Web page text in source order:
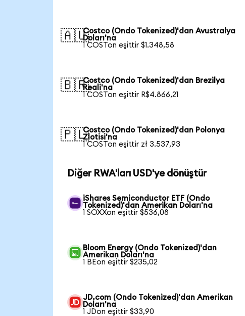
🇦🇺Costco (Ondo Tokenized)'dan Avustralya
Doları'na
1 COSTon eşittir $1.348,58
🇧🇷Costco (Ondo Tokenized)'dan Brezilya
Reali'na
1 COSTon eşittir R$4.866,21
🇵🇱Costco (Ondo Tokenized)'dan Polonya
Zlotisi'na
1 COSTon eşittir zł 3.537,93
Diğer RWA'ları USD'ye dönüştür
iShares Semiconductor ETF (Ondo
Tokenized)'dan Amerikan Doları'na
1 SOXXon eşittir $536,08
Bloom Energy (Ondo Tokenized)'dan
Amerikan Doları'na
1 BEon eşittir $235,02
JD.com (Ondo Tokenized)'dan Amerikan
Doları'na
1 JDon eşittir $33,90